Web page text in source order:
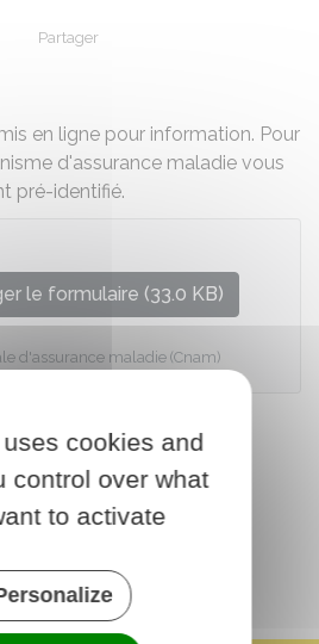
Partager
en ligne pour information. Pour
d'assurance maladie vous
pré-identifié.
le formulaire (33.0 KB)
d'assurance maladie (Cnam)
cookies and
control over what
to activate